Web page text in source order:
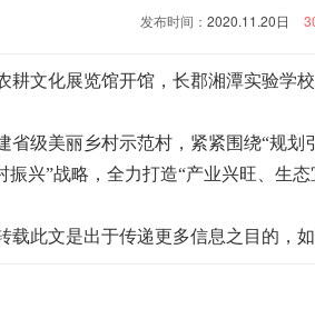
发布时间： 2020.11.20日
文化展览馆开馆，长郡湘潭实验学
美丽乡村示范村，紧紧围绕“规划
振兴”战略，全力打造“产业兴旺、生
载此文是出于传递更多信息之目的，